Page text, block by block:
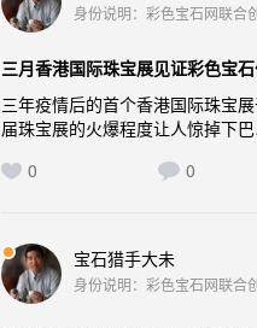
身份说明：彩色宝石网联合
三月香港国际珠宝展见证彩色宝
三年疫情后的首个香港国际珠宝
届珠宝展的火爆程度让人惊掉下
0
0
宝石猎手大未
身份说明：彩色宝石网联合